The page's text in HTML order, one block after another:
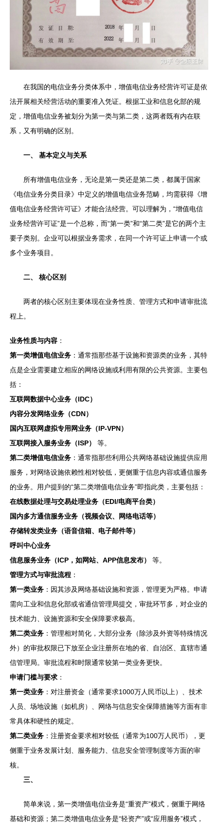
在我国的电信业务分类体系中，增值电信业务经营许可证是依
法开展相关经营活动的重要准入凭证。根据工业和信息化部的规
定，增值电信业务被划分为第一类与第二类，这两者既有内在联
系，又有明确的区别。
一、 基本定义与关系
所有增值电信业务，无论是第一类还是第二类，都属于国家
《电信业务分类目录》中定义的增值电信业务范畴，均需获得《增
值电信业务经营许可证》才能合法经营。可以理解为，“增值电信
业务经营许可证”是一个总称，而“第一类”和“第二类”是它的两个主
要子类别。企业可以根据业务需求，在同一个许可证上申请一个或
多个业务项目。
二、 核心区别
两者的核心区别主要体现在业务性质、管理方式和申请审批流
程上。
业务性质与内容 ：
第一类增值电信业务 ：通常指那些基于设施和资源类的业务，其特
点是企业需要建立相应的网络设施或利用有限的公共资源。主要包
括：
互联网数据中心业务（IDC）
内容分发网络业务（CDN）
国内互联网虚拟专用网业务（IP-VPN）
互联网接入服务业务（ISP）
等。
第二类增值电信业务 ：通常指那些利用公共网络基础设施提供应用
服务，对网络设施依赖性相对较低，更侧重于信息内容或通信服务
的业务。用户提到的“第二类增值电信业务”即指此类，主要包括：
在线数据处理与交易处理业务（EDI/电商平台类）
国内多方通信服务业务（视频会议、网络电话等）
存储转发类业务（语音信箱、电子邮件等）
呼叫中心业务
信息服务业务（ICP，如网站、APP信息发布）
等。
管理方式与审批流程 ：
第一类业务 ：因其涉及网络基础设施和资源，管理更为严格。申请
需向工业和信息化部或省通信管理局提交，审批环节多，对企业的
技术能力、设施资源和安全保障要求极高。
第二类业务 ：管理相对简化，大部分业务（除涉及外资等特殊情况
外）的审批权限已下放至企业注册所在地的省、自治区、直辖市通
信管理局。审批流程和时限通常较第一类业务更快。
申请门槛与要求 ：
第一类业务 ：对注册资金（通常要求1000万人民币以上）、技术
人员、场地设施（如机房）、网络与信息安全保障措施等方面有非
常具体和硬性的规定。
第二类业务 ：注册资金要求相对较低（通常为100万人民币），更
侧重于业务发展计划、服务能力、信息安全管理制度等方面的审
核。
三、
简单来说，第一类增值电信业务是“重资产”模式，侧重于网络
基础和资源；第二类增值电信业务是“轻资产”或“应用服务”模式，